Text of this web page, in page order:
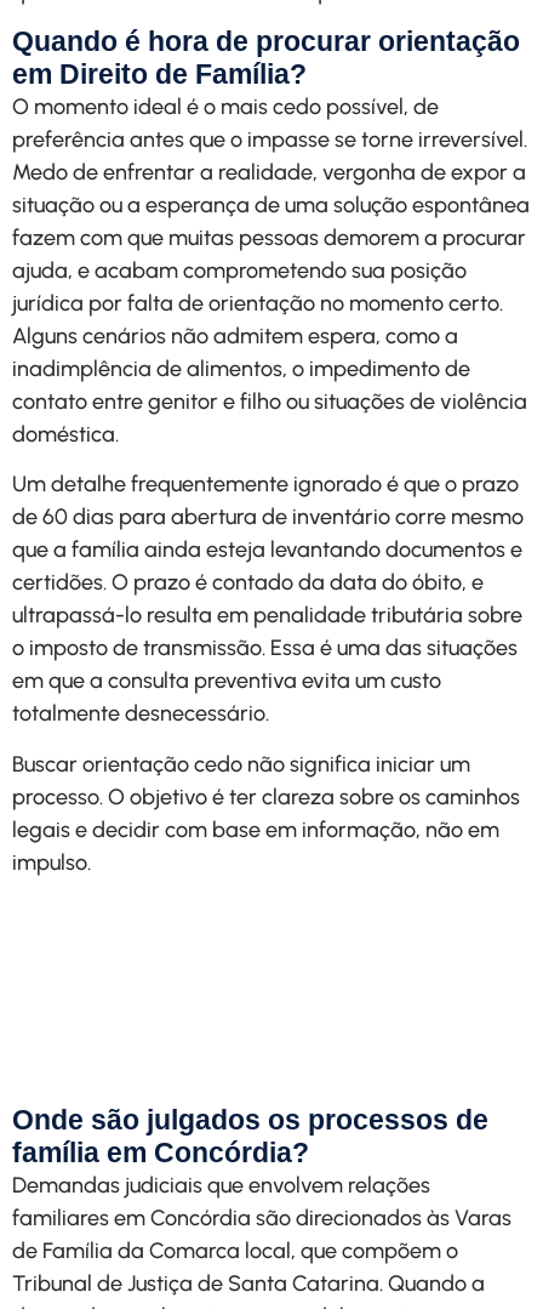
Quando é hora de procurar orientação
em Direito de Família?
O momento ideal é o mais cedo possível, de
preferência antes que o impasse se torne irreversível.
Medo de enfrentar a realidade, vergonha de expor a
situação ou a esperança de uma solução espontânea
fazem com que muitas pessoas demorem a procurar
ajuda, e acabam comprometendo sua posição
jurídica por falta de orientação no momento certo.
Alguns cenários não admitem espera, como a
inadimplência de alimentos, o impedimento de
contato entre genitor e filho ou situações de violência
doméstica.
Um detalhe frequentemente ignorado é que o prazo
de 60 dias para abertura de inventário corre mesmo
que a família ainda esteja levantando documentos e
certidões. O prazo é contado da data do óbito, e
ultrapassá-lo resulta em penalidade tributária sobre
o imposto de transmissão. Essa é uma das situações
em que a consulta preventiva evita um custo
totalmente desnecessário.
Buscar orientação cedo não significa iniciar um
processo. O objetivo é ter clareza sobre os caminhos
legais e decidir com base em informação, não em
impulso.
Onde são julgados os processos de
família em Concórdia?
Demandas judiciais que envolvem relações
familiares em Concórdia são direcionados às Varas
de Família da Comarca local, que compõem o
Tribunal de Justiça de Santa Catarina. Quando a